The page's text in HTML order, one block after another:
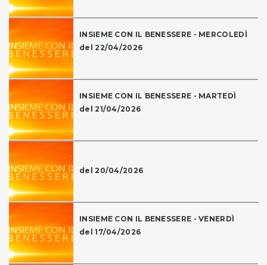
INSIEME CON IL BENESSERE - MERCOLEDÌ
del 22/04/2026
INSIEME CON IL BENESSERE - MARTEDÌ
del 21/04/2026
del 20/04/2026
INSIEME CON IL BENESSERE - VENERDÌ
del 17/04/2026